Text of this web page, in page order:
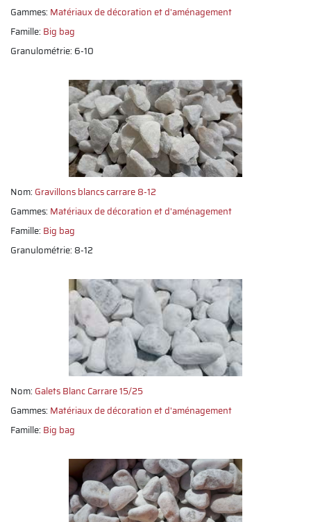
Gammes: Matériaux de décoration et d'aménagement
Famille: Big bag
Granulométrie: 6-10
Nom: Gravillons blancs carrare 8-12
Gammes: Matériaux de décoration et d'aménagement
Famille: Big bag
Granulométrie: 8-12
Nom: Galets Blanc Carrare 15/25
Gammes: Matériaux de décoration et d'aménagement
Famille: Big bag